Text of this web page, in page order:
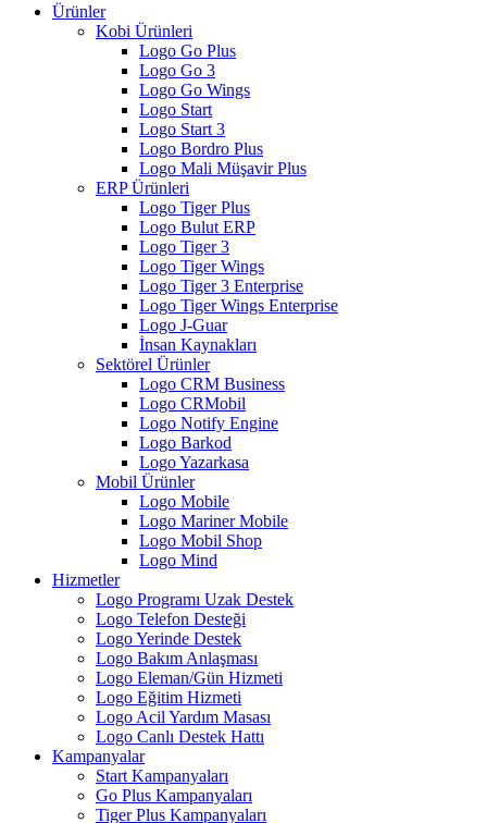
Ürünler
Kobi Ürünleri
Logo Go Plus
Logo Go 3
Logo Go Wings
Logo Start
Logo Start 3
Logo Bordro Plus
Logo Mali Müşavir Plus
ERP Ürünleri
Logo Tiger Plus
Logo Bulut ERP
Logo Tiger 3
Logo Tiger Wings
Logo Tiger 3 Enterprise
Logo Tiger Wings Enterprise
Logo J-Guar
İnsan Kaynakları
Sektörel Ürünler
Logo CRM Business
Logo CRMobil
Logo Notify Engine
Logo Barkod
Logo Yazarkasa
Mobil Ürünler
Logo Mobile
Logo Mariner Mobile
Logo Mobil Shop
Logo Mind
Hizmetler
Logo Programı Uzak Destek
Logo Telefon Desteği
Logo Yerinde Destek
Logo Bakım Anlaşması
Logo Eleman/Gün Hizmeti
Logo Eğitim Hizmeti
Logo Acil Yardım Masası
Logo Canlı Destek Hattı
Kampanyalar
Start Kampanyaları
Go Plus Kampanyaları
Tiger Plus Kampanyaları